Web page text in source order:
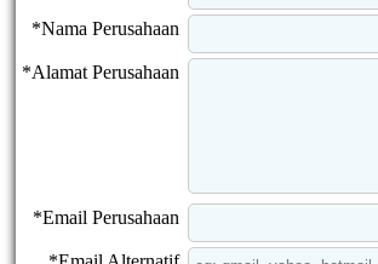
*Nama Perusahaan
*Alamat Perusahaan
*Email Perusahaan